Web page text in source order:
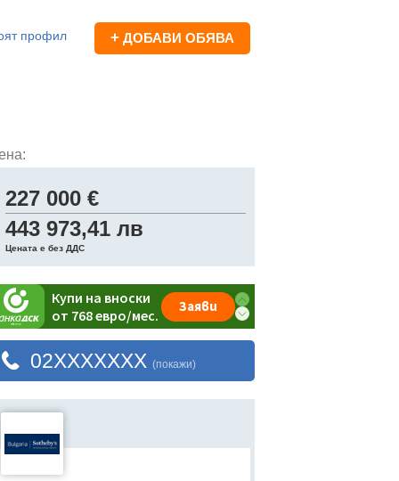
профил + ДОБАВИ ОБЯВА
227 000 €
443 973,41 лв
Цената е без ДДС
02XXXXXXX (покажи)